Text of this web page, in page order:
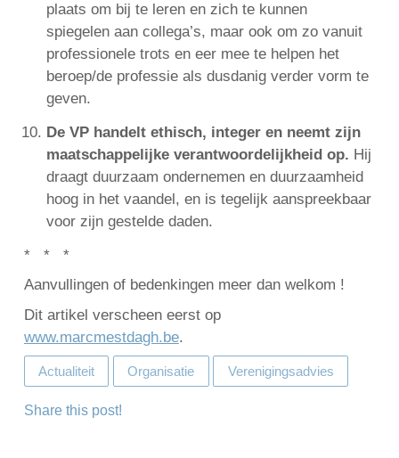
plaats om bij te leren en zich te kunnen
spiegelen aan collega’s, maar ook om zo vanuit
professionele trots en eer mee te helpen het
beroep/de professie als dusdanig verder vorm te
geven.
De VP handelt ethisch, integer en neemt zijn
maatschappelijke verantwoordelijkheid op. Hij
draagt duurzaam ondernemen en duurzaamheid
hoog in het vaandel, en is tegelijk aanspreekbaar
voor zijn gestelde daden.
* * *
Aanvullingen of bedenkingen meer dan welkom !
Dit artikel verscheen eerst op
www.marcmestdagh.be.
Actualiteit Organisatie Verenigingsadvies
Share this post!